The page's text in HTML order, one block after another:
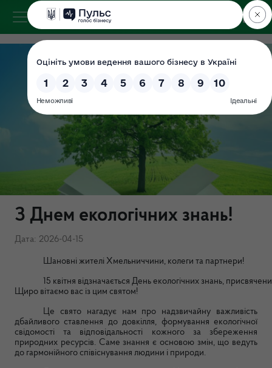
ДЕРЖЕКОІНСПЕКЦІЯ
у Хмельницькій області
З Днем екологічних знань!
Дата: 2026-04-15
Шановні жителі Хмельниччини, колеги та партнери!
15 квітня відзначається День екологічних знань,
Щиро вітаємо вас із цим святом!
Це свято нагадує нам про надзвичайну важливість
дбайливого ставлення до довкілля, формування екологічної
свідомості та відповідальності кожного за збереження
природних ресурсів. Саме знання є основою змін, що ведуть
до гармонійного співіснування людини і природи.